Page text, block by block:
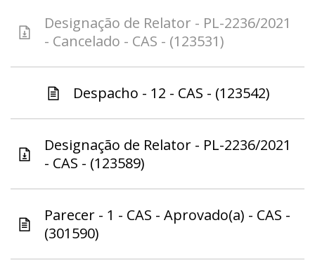
Designação de Relator - PL-2236/2021
- Cancelado - CAS - (123531)
Despacho - 12 - CAS - (123542)
Designação de Relator - PL-2236/2021
- CAS - (123589)
Parecer - 1 - CAS - Aprovado(a) - CAS -
(301590)